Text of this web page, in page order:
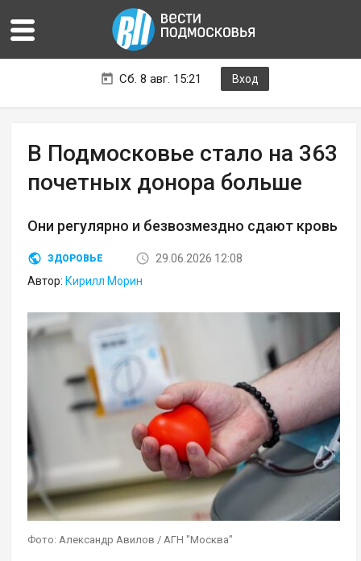
Сб. 8 авг. 15:21 Вход
В Подмосковье стало на 363
почетных донора больше
Они регулярно и безвозмездно сдают кровь
ЗДОРОВЬЕ
29.06.2026 12:08
Автор: Кирилл Морин
Фото: Александр Авилов / АГН "Москва"